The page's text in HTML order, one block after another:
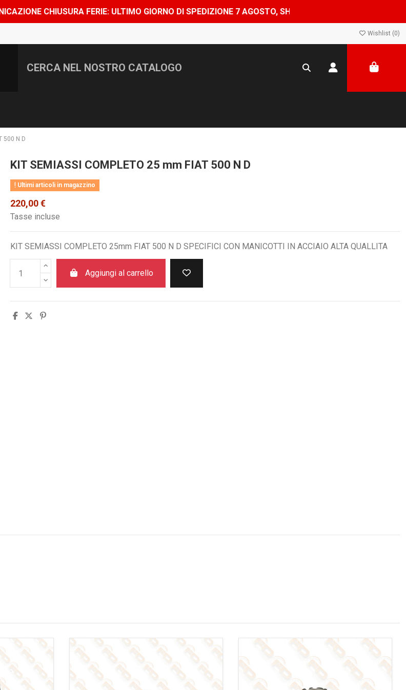
CHIUSURA FERIE: ULTIMO GIORNO DI SPEDIZIONE 7 AGOSTO, SHOP CHIUSO DAL 8 AL 24 AGOSTO —
Wishlist (0)
500 N D
KIT SEMIASSI COMPLETO 25 mm FIAT 500 N D
Ultimi articoli in magazzino
220,00 €
Tasse incluse
KIT SEMIASSI COMPLETO 25mm FIAT 500 N D SPECIFICI CON MANICOTTI IN ACCIAIO ALTA QUALLITA
Aggiungi al carrello